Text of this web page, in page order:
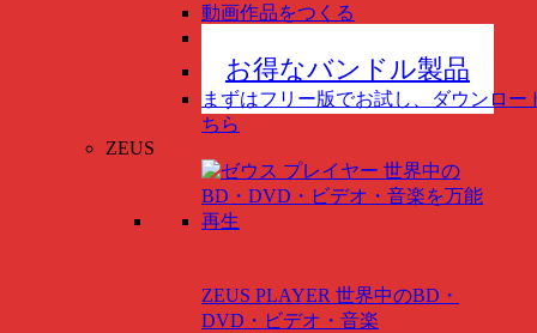
動画作品をつくる
お得なバンドル製品
まずはフリー版でお試し、ダウンロー
ちら
ZEUS
ZEUS PLAYER 世界中のBD・
DVD・ビデオ・音楽